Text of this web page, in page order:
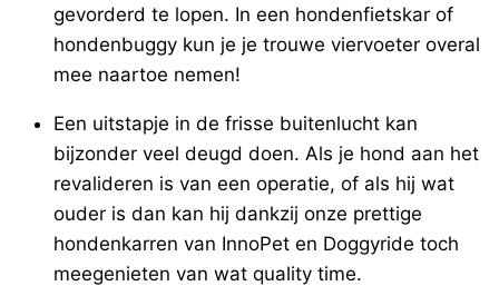
gevorderd te lopen. In een hondenfietskar of
hondenbuggy kun je je trouwe viervoeter overal
mee naartoe nemen!
Een uitstapje in de frisse buitenlucht kan
bijzonder veel deugd doen. Als je hond aan het
revalideren is van een operatie, of als hij wat
ouder is dan kan hij dankzij onze prettige
hondenkarren van InnoPet en Doggyride toch
meegenieten van wat quality time.